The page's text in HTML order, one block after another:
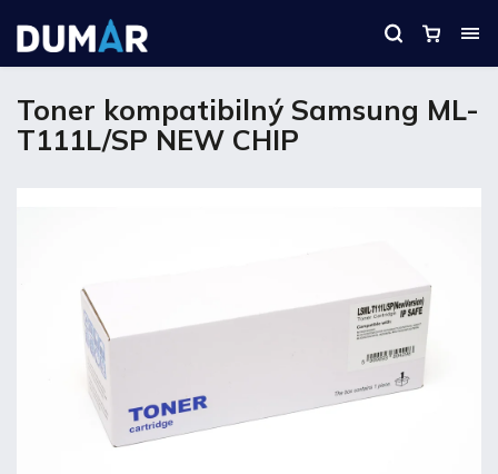
Toner kompatibilný Samsung ML-
T111L/SP NEW CHIP